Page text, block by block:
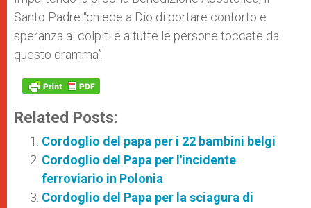
Santo Padre “chiede a Dio di portare conforto e
speranza ai colpiti e a tutte le persone toccate da
questo dramma”.
Related Posts:
Cordoglio del papa per i 22 bambini belgi
Cordoglio del Papa per l'incidente
ferroviario in Polonia
Cordoglio del Papa per la sciagura di